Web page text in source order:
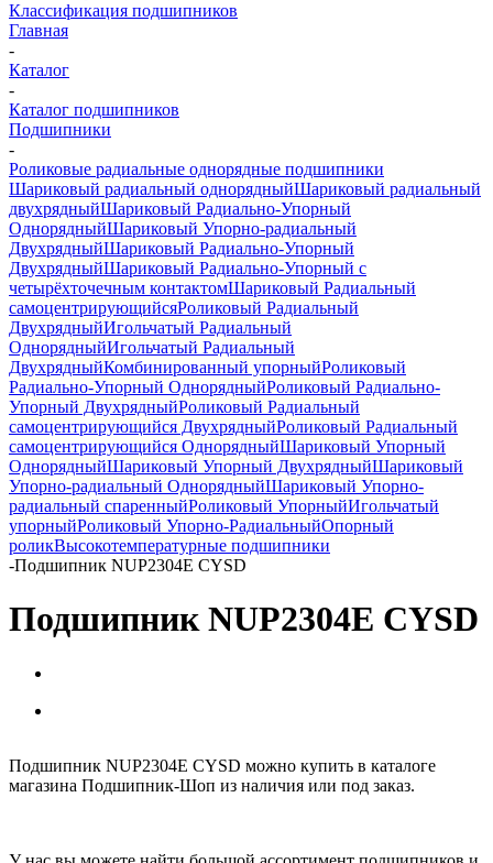
Классификация подшипников
Главная
-
Каталог
-
Каталог подшипников
Подшипники
-
Роликовые радиальные однорядные подшипники
Шариковый радиальный однорядныйШариковый радиальный
двухрядныйШариковый Радиально-Упорный
ОднорядныйШариковый Упорно-радиальный
ДвухрядныйШариковый Радиально-Упорный
ДвухрядныйШариковый Радиально-Упорный с
четырёхточечным контактомШариковый Радиальный
самоцентрирующийсяРоликовый Радиальный
ДвухрядныйИгольчатый Радиальный
ОднорядныйИгольчатый Радиальный
ДвухрядныйКомбинированный упорныйРоликовый
Радиально-Упорный ОднорядныйРоликовый Радиально-
Упорный ДвухрядныйРоликовый Радиальный
самоцентрирующийся ДвухрядныйРоликовый Радиальный
самоцентрирующийся ОднорядныйШариковый Упорный
ОднорядныйШариковый Упорный ДвухрядныйШариковый
Упорно-радиальный ОднорядныйШариковый Упорно-
радиальный спаренныйРоликовый УпорныйИгольчатый
упорныйРоликовый Упорно-РадиальныйОпорный
роликВысокотемпературные подшипники
-Подшипник NUP2304E CYSD
Подшипник NUP2304E CYSD
Подшипник NUP2304E CYSD можно купить в каталоге
магазина Подшипник-Шоп из наличия или под заказ.